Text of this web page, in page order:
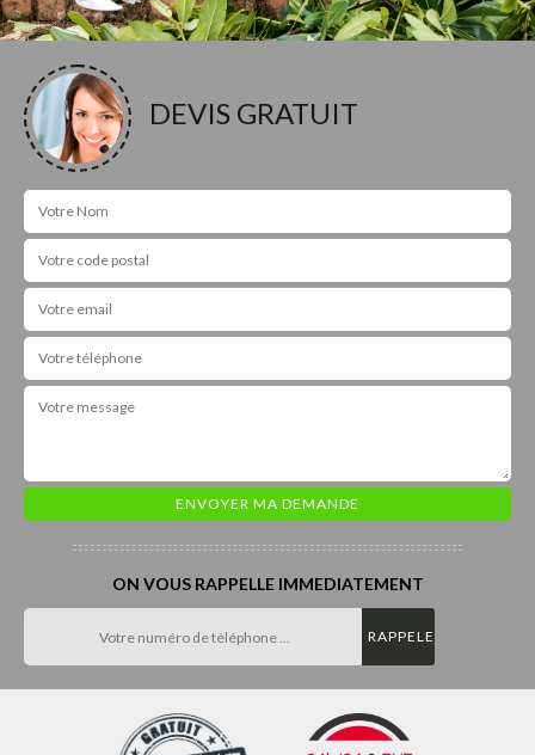
DEVIS GRATUIT
ON VOUS RAPPELLE IMMEDIATEMENT